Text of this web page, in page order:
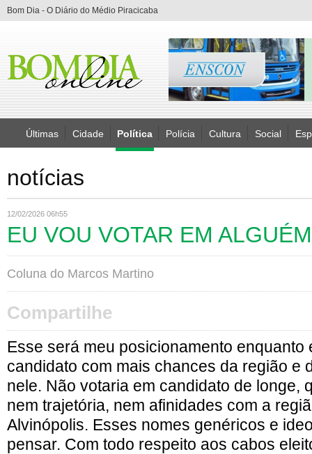
Bom Dia - O Diário do Médio Piracicaba
Últimas Cidade Política Polícia Cultura Social
notícias
12/02/2026 06h55
EU VOU VOTAR EM
Coluna do Marcos Martino
Compartilhe
Esse será meu posicionamento enquanto
candidato com mais chances da região e
nele. Não votaria em candidato de longe,
nem trajetória, nem afinidades com a
Alvinópolis. Esses nomes genéricos e
pensar. Com todo respeito aos cabos